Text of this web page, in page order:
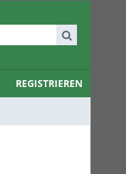
REGISTRIEREN